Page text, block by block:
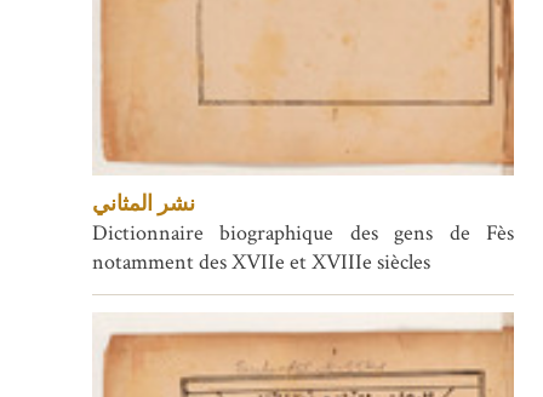
نشر المثاني
Dictionnaire biographique des gens de Fès
notamment des XVIIe et XVIIIe siècles